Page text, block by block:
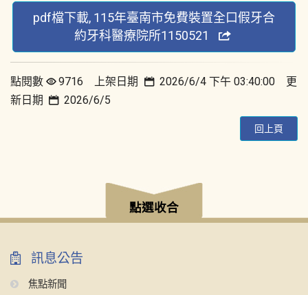
pdf檔下載, 115年臺南市免費裝置全口假牙合
約牙科醫療院所1150521
點閱數 9716 上架日期
2026/6/4 下午 03:40:00 更
新日期
2026/6/5
回上頁
點選收合
訊息公告
焦點新聞